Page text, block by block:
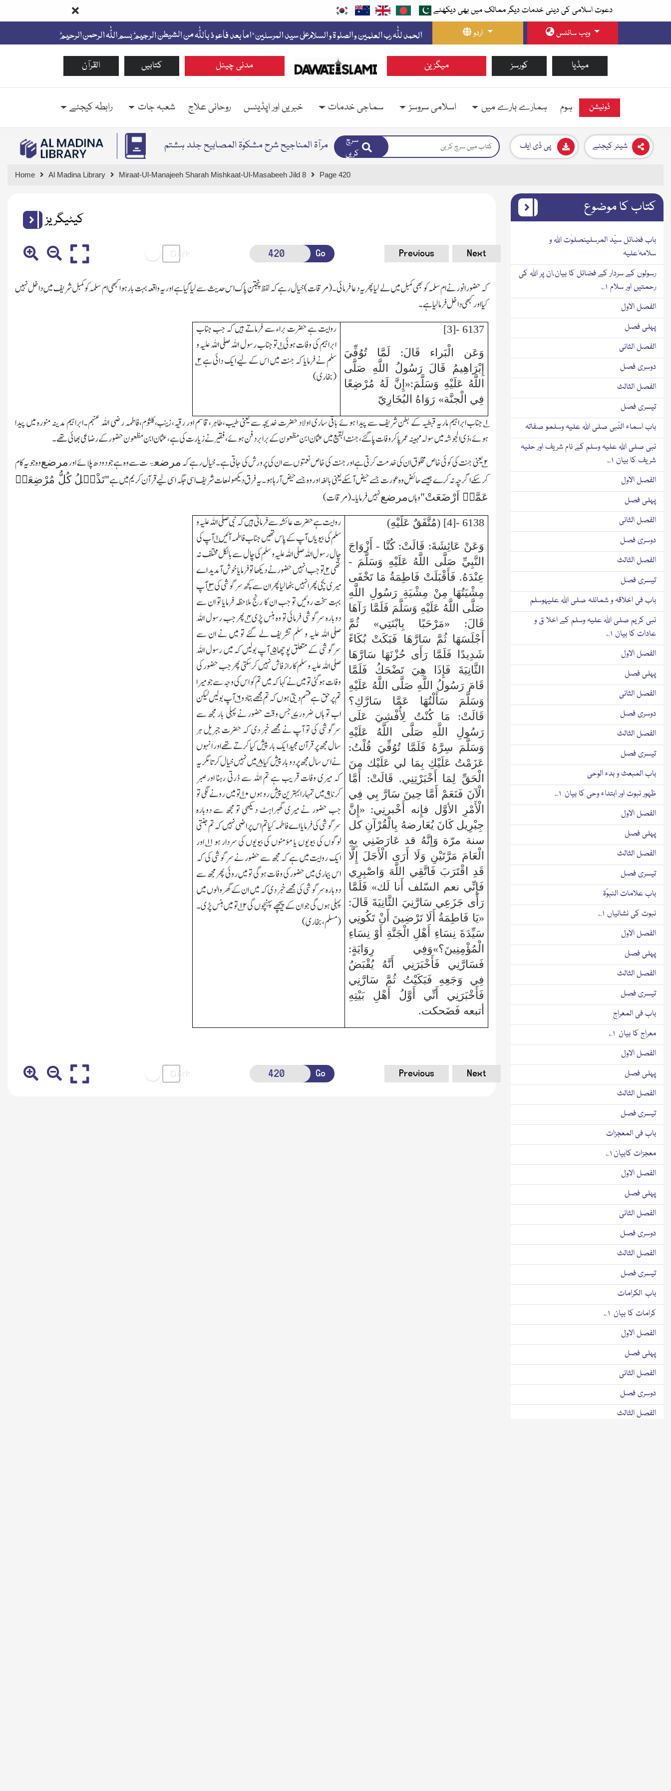
دعوت اسلامی کی دینی خدمات دیگر ممالک میں بھی دیکھئے
اردو
ویب سائٹس
القرآن کتابیں مدنی چینل میگزین کورسز میڈیا
ہوم ہمارے بارے میں اسلامی سروسز سماجی خدمات خبریں اور اپڈیٹس روحانی علاج شعبہ جات رابطہ کیجئے ڈونیشن
مرآۃ المناجیح شرح مشکوٰۃ المصابیح جلد ہشتم
سرچ
کریں
پی ڈی ایف شیئر کیجئے
Home Al Madina Library Miraat-Ul-Manajeeh Sharah Mishkaat-Ul-Masabeeh Jild 8 Page 420
کیٹیگریز
Go Previous Next
کہ حضور انور نے ام سلمہ کو بھی کمبل میں لے لیا پھر یہ دعا فرمائی۔(مرقات)خیال رہے کہ لفظ پنجتن پاک اس حدیث سے لیا گیا ہے اور یہ واقعہ بہت بار ہوا کبھی ام سلمہ کو کمبل شریف میں داخل نہیں
کیا اور کبھی داخل فرمالیا ہے۔
6137 -[3]
وَعَن الْبَراء قَالَ: لَمَّا تُوُفِّيَ
إِبْرَاهِيمُ قَالَ رَسُولُ اللَّهِ صَلَّى
اللَّهُ عَلَيْهِ وَسَلَّمَ:«إِنَّ لَهُ مُرْضِعًا
فِي الْجنَّة» رَوَاهُ البُخَارِيّ
روایت ہے حضرت براء سے فرماتے ہیں کہ جب جناب
ابراہیم کی وفات ہوئی۱؎ تو جناب رسول اللہ صلی اللہ علیہ و
سلم نے فرمایا کہ جنت میں اس کے لیے ایک دائی ہے۲؎
(بخاری)
۱؎ جناب ابراہیم ماریہ قبطیہ کے بطن شریف سے پیدا ہوئے باقی ساری اولاد حضرت خدیجہ سے یعنی طیب،طاہر،قاسم اور رقیہ، زینب،کلثوم،فاطمہ رضی اللہ عنہم۔ابراہیم مدینہ منورہ میں پیدا
ہوئے،ذی الجوشہ میں سولہ مہینہ عمر پا کر وفات پاگئے،جنت البقیع میں عثمان ابن مظعون کے برابر دفن ہوئے،فقیر نے زیارت کی ہے،عثمان ابن مظعون حضور کے رضاعی بھائی تھے۔
۲؎ یعنی جنت کی کوئی خاص مخلوق ان کی خدمت کرتی ہے اور جنت کی خاص نعمتوں سے ان کی پرورش کی جاتی ہے۔خیال رہے کہمرضعۃت سے وہ ہے جو دودھ پلائے اورمرضعوہ جو یہ کام
کرسکے اگرچہ نہ کرے جیسے حائض وہ عورت جسے حیض آسکے یعنی بالغہ اور وہ جسے حیض آرہا ہو۔یہ فرق دیکھو لمعات شریف اسی جگہ اسی لیے قرآن کریم میں ہے"تَذْہَلُ کُلُّ مُرْضِعَۃٍ
عَمَّاۤ اَرْضَعَتْ"وہاںمرضعنہیں فرمایا۔(مرقات)
6138 -[4] (مُتَّفَقٌ عَلَيْهِ)
وَعَنْ عَائِشَةَ: قَالَتْ: كُنَّا - أَزْوَاجَ
النَّبِيِّ صَلَّى اللَّهُ عَلَيْهِ وَسَلَّمَ -
عِنْدَهُ. فَأَقْبَلَتْ فَاطِمَةُ مَا تَخْفَى
مِشْيَتُهَا مِنْ مِشْيَةِ رَسُولِ اللَّهِ
صَلَّى اللَّهُ عَلَيْهِ وَسَلَّمَ فَلَمَّا رَآهَا
قَالَ: «مَرْحَبًا بِابْنَتِي» ثُمَّ
أَجْلَسَهَا ثُمَّ سَارَّهَا فَبَكَتْ بُكَاءً
شَدِيدًا فَلَمَّا رَأَى حُزْنَهَا سَارَّهَا
الثَّانِيَةَ فَإِذَا هِيَ تَضْحَكُ فَلَمَّا
قَامَ رَسُولُ اللَّهِ صَلَّى اللَّهُ عَلَيْهِ
وَسَلَّمَ سَأَلْتُهَا عَمَّا سَارَّكِ؟
قَالَتْ: مَا كُنْتُ لِأُفْشِيَ عَلَى
رَسُولِ اللَّهِ صَلَّى اللَّهُ عَلَيْهِ
وَسَلَّمَ سِرَّهُ فَلَمَّا تُوُفِّيَ قُلْتُ:
عَزَمْتُ عَلَيْكِ بِمَا لي عَلَيْك مِنَ
الْحَقِّ لِمَا أَخْبَرْتِنِي. قَالَتْ: أَمَّا
الْآنَ فَنَعَمْ أَمَّا حِينَ سَارَّ بِي فِي
الْأَمْرِ الأوَّل فإِنه أَخْبرنِي: «إِنَّ
جِبْرِيل كَانَ يُعَارضهُ بِالْقُرْآنِ كل
سنة مرّة وَإنَّهُ قد عَارَضَنِي بِهِ
الْعَامَ مَرَّتَيْنِ وَلَا أَرَى الْأَجَلَ إِلَّا
قَدِ اقْتَرَبَ فَاتَّقِي اللَّهَ وَاصْبِرِي
فَإِنِّي نعم السّلف أَنا لَك» فَلَمَّا
رَأَى جَزَعِي سَارَّنِيَ الثَّانِيَةَ قَالَ:
«يَا فَاطِمَةُ أَلَا تَرْضِينَ أَنْ تَكُونِي
سَيِّدَةَ نِسَاءِ أَهْلِ الْجَنَّةِ أَوْ نِسَاءِ
الْمُؤْمِنِينَ؟»وَفِي رِوَايَةٍ:
فَسَارَّنِي فَأَخْبَرَنِي أَنَّهُ يُقْبَضُ
فِي وَجَعِهِ فَبَكَيْتُ ثُمَّ سَارَّنِي
فَأَخْبَرَنِي أَنِّي أَوَّلُ أَهْلِ بَيْتِهِ
أتبعه فَضَحكت.
روایت ہے حضرت عائشہ سے فرماتی ہیں کہ نبی صلی اللہ علیہ و
سلم کی بیویاں آپ کے پاس تھیں جناب فاطمہ آئیں۱؎ آپ کی
چال رسول اللہ صلی اللہ علیہ و سلم کی چال سے بالکل مختلف نہ
تھی۲؎ تو جب انہیں حضور نے دیکھا تو فرمایا خوش آمدید اے
میری بچی پھر انہیں بٹھالیا پھر ان سے کچھ سرگوشی کی۳؎ آپ
بہت سخت روئیں تو جب ان کا رنج ملاحظہ فرمایا تو ان سے
دوبارہ سرگوشی فرمائی تو وہ ہنس پڑی۴؎ پھر جب رسول اللہ
صلی اللہ علیہ و سلم تشریف لے گئے تو میں نے ان سے
سرگوشی کے متعلق پوچھا۵؎ آپ بولیں کہ میں رسول اللہ
صلی اللہ علیہ و سلم کا راز فاش نہیں کرسکتی پھر جب حضور کی
وفات ہوگئی تو میں نے کہا کہ میں تم کو اس کی وجہ سے جو میرا
تم پر حق ہے قسم دیتی ہوں کہ تم مجھے بتادو۶؎ آپ بولیں لیکن
اب تو ہاں ضرور۷؎ جس وقت حضور نے پہلی بار مجھ سے
سرگوشی کی تو آپ نے مجھے خبر دی کہ حضرت جبریل ہر
سال مجھ پر قرآن مجید ایک بار پیش کیا کرتے تھے اور انہوں
نے اس سال مجھ پر دو بار پیش کیا۸؎ میں نہیں خیال کرتا مگر یہ
کہ میری وفات قریب ہے تم اللہ سے ڈرتی رہنا اورصبر
کرنا۹؎ میں تمہارا بہترین پیش رو ہوں۱۰؎ تو میں رونے لگی تو
جب حضور نے میری گھبراہٹ دیکھی تو مجھ سے دوبارہ
سرگوشی کی فرمایا اے فاطمہ کیا تم اس پر اضی نہیں کہ تم جنتی
لوگوں کی بیویوں یا مؤمنوں کی بیویوں کی سردار ہو۱۱؎ اور
ایک روایت میں ہے کہ مجھ سے حضور نے سرگوشی کی کہ
اس بیماری میں حضور کی وفات ہوگی تو میں روئی پھر مجھ سے
دوبارہ سرگوشی کی مجھے خبر دی کہ میں ان کے گھر والوں میں
پہلی ہوں گی جو ان کے پیچھے پہنچوں گی۱۲؎ تو میں ہنس پڑی۔
(مسلم،بخاری)
Go Previous Next
کتاب کا موضوع
باب فضائل سیّد المرسلینصلوٰت اللہ و
سلامہٗ علیہ
رسولوں کے سردار کے فضائل کا بیان،ان پر اللہ کی
رحمتیں اور سلام ۱؎
الفصل الاول
پہلی فصل
الفصل الثانی
دوسری فصل
الفصل الثالث
تیسری فصل
باب اسماء النّبی صلی اللہ علیہ وسلمو صفاتہ
نبی صلی اللہ علیہ وسلم کے نام شریف اور حلیہ
شریف کا بیان ۱؎
الفصل الاول
پہلی فصل
الفصل الثانی
دوسری فصل
الفصل الثالث
تیسری فصل
باب فی اخلاقہ و شمائلہ صلی اللہ علیہوسلم
نبی کریم صلی اللہ علیہ وسلم کے اخلا ق و
عادات کا بیان ۱؎
الفصل الاول
پہلی فصل
الفصل الثانی
دوسری فصل
الفصل الثالث
تیسری فصل
باب المبعث و بدء الوحی
ظہور نبوت اور ابتداء وحی کا بیان ۱؎
الفصل الاول
پہلی فصل
الفصل الثالث
تیسری فصل
باب علامات النبوّۃ
نبوت کی نشانیاں ۱؎
الفصل الاول
پہلی فصل
الفصل الثالث
تیسری فصل
باب فی المعراج
معراج کا بیان ۱؎
الفصل الاول
پہلی فصل
الفصل الثالث
تیسری فصل
باب فی المعجزات
معجزات کابیان ۱؎
الفصل الاول
پہلی فصل
الفصل الثانی
دوسری فصل
الفصل الثالث
تیسری فصل
باب الکرامات
کرامات کا بیان ۱؎
الفصل الاول
پہلی فصل
الفصل الثانی
دوسری فصل
الفصل الثالث